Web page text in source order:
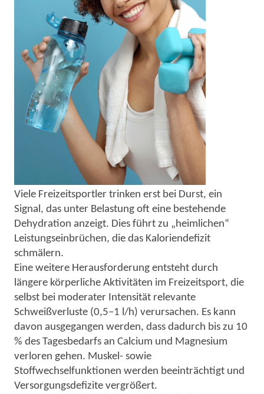
Viele Freizeitsportler trinken erst bei Durst, ein
Signal, das unter Belastung oft eine bestehende
Dehydration anzeigt. Dies führt zu „heimlichen“
Leistungseinbrüchen, die das Kaloriendefizit
schmälern.
Eine weitere Herausforderung entsteht durch
längere körperliche Aktivitäten im Freizeitsport, die
selbst bei moderater Intensität relevante
Schweißverluste (0,5–1 l/h) verursachen. Es kann
davon ausgegangen werden, dass dadurch bis zu 10
% des Tagesbedarfs an Calcium und Magnesium
verloren gehen. Muskel- sowie
Stoffwechselfunktionen werden beeinträchtigt und
Versorgungsdefizite vergrößert.